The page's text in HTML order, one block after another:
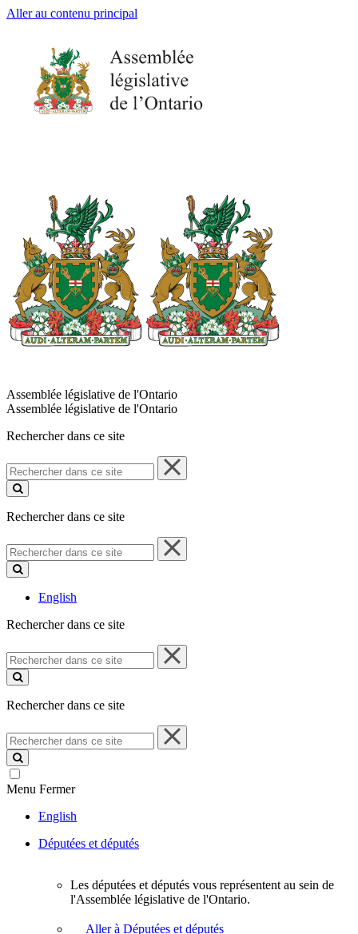
Aller au contenu principal
Assemblée législative de l'Ontario
Assemblée législative de l'Ontario
Rechercher dans ce site
Rechercher
dans
ce
Rechercher dans ce site
Rechercher
dans
ce
English
Rechercher dans ce site
Rechercher
dans
ce
Rechercher dans ce site
Rechercher
dans
ce
site
Menu Fermer
English
Députées et députés
Les députées et députés vous représentent au sein de
l'Assemblée législative de l'Ontario.
Aller à Députées et députés